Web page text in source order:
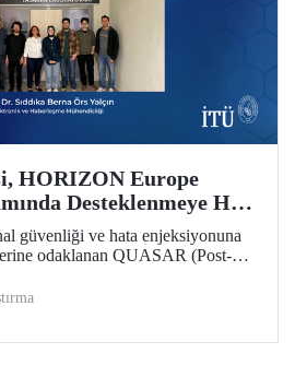
HORIZON Europe
Desteklenmeye Hak
güvenliği ve hata enjeksiyonuna
odaklanan QUASAR (Post-
V Platforms) projesi, HORIZON